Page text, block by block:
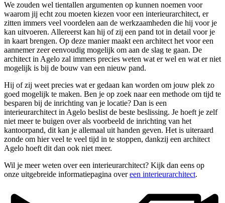
We zouden wel tientallen argumenten op kunnen noemen voor
waarom jij echt zou moeten kiezen voor een interieurarchitect, er
zitten immers veel voordelen aan de werkzaamheden die hij voor je
kan uitvoeren. Allereerst kan hij of zij een pand tot in detail voor je
in kaart brengen. Op deze manier maakt een architect het voor een
aannemer zeer eenvoudig mogelijk om aan de slag te gaan. De
architect in Agelo zal immers precies weten wat er wel en wat er niet
mogelijk is bij de bouw van een nieuw pand.
Hij of zij weet precies wat er gedaan kan worden om jouw plek zo
goed mogelijk te maken. Ben je op zoek naar een methode om tijd te
besparen bij de inrichting van je locatie? Dan is een
interieurarchitect in Agelo beslist de beste beslissing. Je hoeft je zelf
niet meer te buigen over als voorbeeld de inrichting van het
kantoorpand, dit kan je allemaal uit handen geven. Het is uiteraard
zonde om hier veel te veel tijd in te stoppen, dankzij een architect
Agelo hoeft dit dan ook niet meer.
Wil je meer weten over een interieurarchitect? Kijk dan eens op
onze uitgebreide informatiepagina overeen interieurarchitect.